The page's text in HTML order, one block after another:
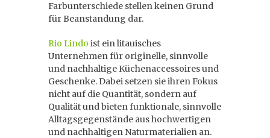
Farbunterschiede stellen keinen Grund
für Beanstandung dar.
Rio Lindo ist ein litauisches
Unternehmen für originelle, sinnvolle
und nachhaltige Küchenaccessoires und
Geschenke. Dabei setzen sie ihren Fokus
nicht auf die Quantität, sondern auf
Qualität und bieten funktionale, sinnvolle
Alltagsgegenstände aus hochwertigen
und nachhaltigen Naturmaterialien an.